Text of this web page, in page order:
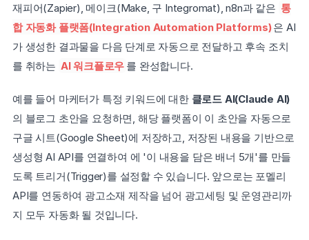
재피어(Zapier), 메이크(Make, 구 Integromat), n8n과 같은 통
합 자동화 플랫폼(Integration Automation Platforms)은 AI
가 생성한 결과물을 다음 단계로 자동으로 전달하고 후속 조치
를 취하는 AI 워크플로우 를 완성합니다.
예를 들어 마케터가 특정 키워드에 대한 클로드 AI(Claude AI)
의 블로그 초안을 요청하면, 해당 플랫폼이 이 초안을 자동으로
구글 시트(Google Sheet)에 저장하고, 저장된 내용을 기반으로
생성형 AI API를 연결하여 에 '이 내용을 담은 배너 5개'를 만들
도록 트리거(Trigger)를 설정할 수 있습니다. 앞으로는 포멜리
API를 연동하여 광고소재 제작을 넘어 광고세팅 및 운영관리까
지 모두 자동화 될 것입니다.